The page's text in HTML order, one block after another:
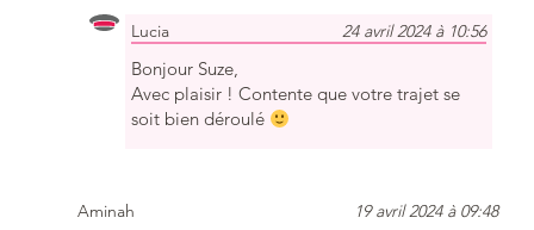
Lucia 24 avril 2024 à 10:56
Bonjour Suze,
Avec plaisir ! Contente que votre trajet se
soit bien déroulé
Aminah 19 avril 2024 à 09:48